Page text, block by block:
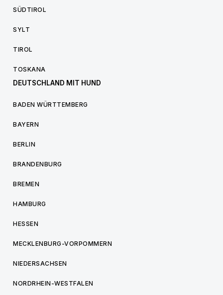
SÜDTIROL
SYLT
TIROL
TOSKANA
DEUTSCHLAND MIT HUND
BADEN WÜRTTEMBERG
BAYERN
BERLIN
BRANDENBURG
BREMEN
HAMBURG
HESSEN
MECKLENBURG-VORPOMMERN
NIEDERSACHSEN
NORDRHEIN-WESTFALEN